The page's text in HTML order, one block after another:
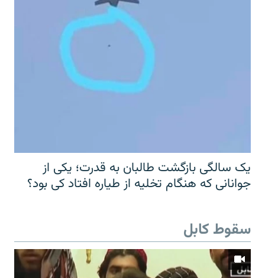
یک سالگی بازگشت طالبان به قدرت؛ یکی از
جوانانی که هنگام تخلیه از طیاره افتاد کی بود؟
سقوط کابل